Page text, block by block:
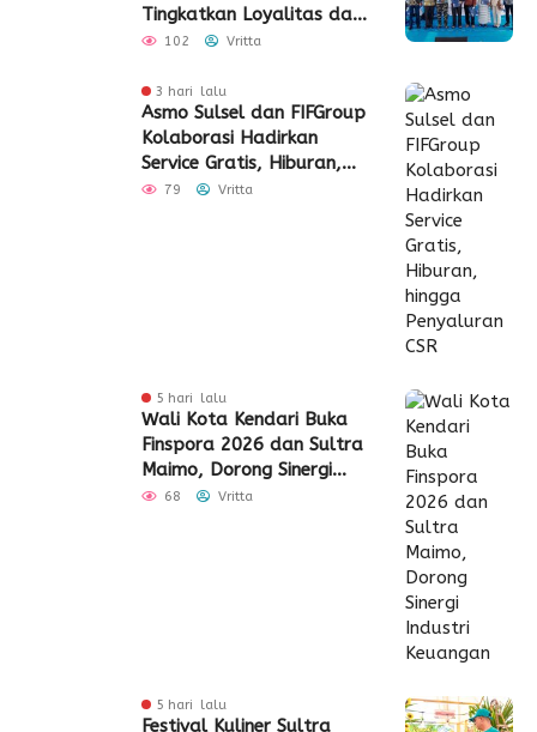
Tingkatkan Loyalitas dan
Pengalaman Layanan
102 Vritta
3 hari lalu
Asmo Sulsel dan FIFGroup
Kolaborasi Hadirkan
Service Gratis, Hiburan,
hingga Penyaluran CSR
79 Vritta
5 hari lalu
Wali Kota Kendari Buka
Finspora 2026 dan Sultra
Maimo, Dorong Sinergi
Industri Keuangan
68 Vritta
5 hari lalu
Festival Kuliner Sultra